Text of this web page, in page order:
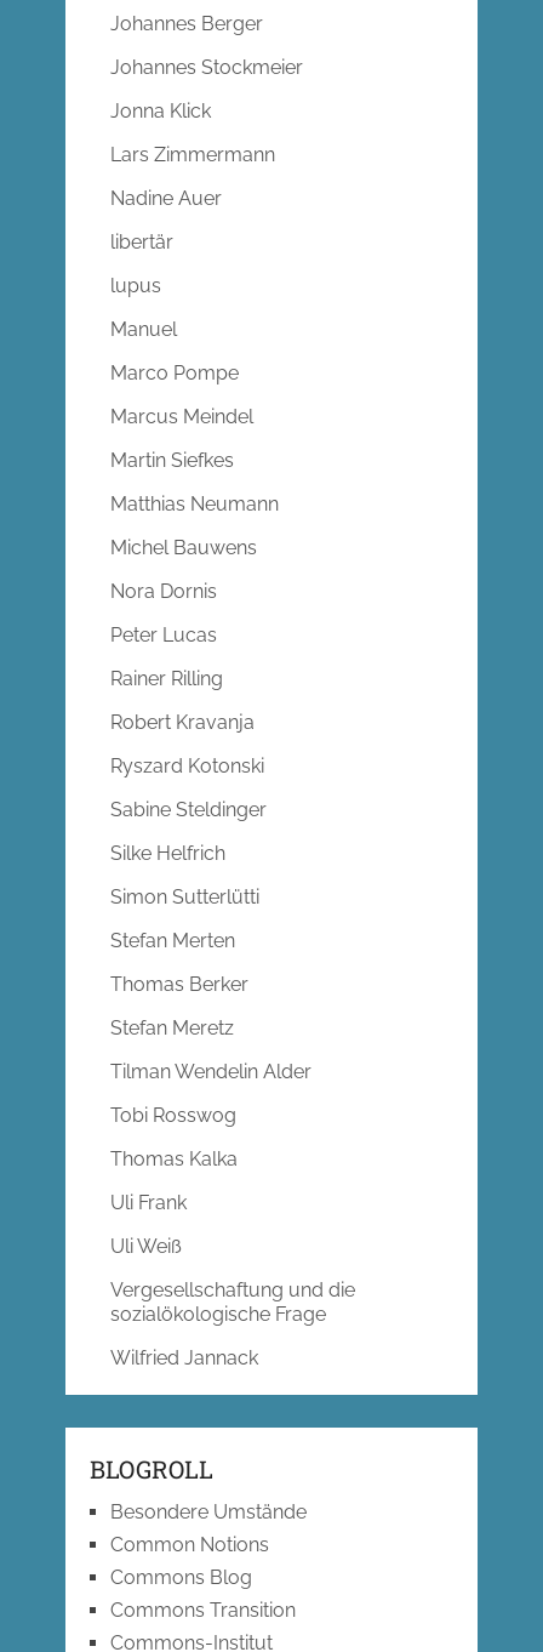
Johannes Berger
Johannes Stockmeier
Jonna Klick
Lars Zimmermann
Nadine Auer
libertär
lupus
Manuel
Marco Pompe
Marcus Meindel
Martin Siefkes
Matthias Neumann
Michel Bauwens
Nora Dornis
Peter Lucas
Rainer Rilling
Robert Kravanja
Ryszard Kotonski
Sabine Steldinger
Silke Helfrich
Simon Sutterlütti
Stefan Merten
Thomas Berker
Stefan Meretz
Tilman Wendelin Alder
Tobi Rosswog
Thomas Kalka
Uli Frank
Uli Weiß
Vergesellschaftung und die
sozialökologische Frage
Wilfried Jannack
BLOGROLL
Besondere Umstände
Common Notions
Commons Blog
Commons Transition
Commons-Institut